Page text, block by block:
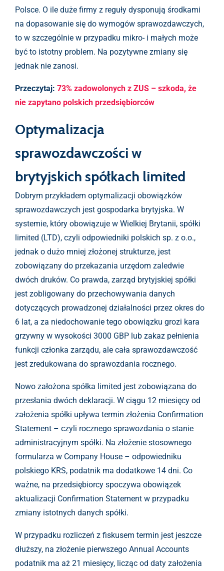
Polsce. O ile duże firmy z reguły dysponują środkami
na dopasowanie się do wymogów sprawozdawczych,
to w szczególnie w przypadku mikro- i małych może
być to istotny problem. Na pozytywne zmiany się
jednak nie zanosi.
Przeczytaj: 73% zadowolonych z ZUS – szkoda, że
nie zapytano polskich przedsiębiorców
Optymalizacja
sprawozdawczości w
brytyjskich spółkach limited
Dobrym przykładem optymalizacji obowiązków
sprawozdawczych jest gospodarka brytyjska. W
systemie, który obowiązuje w Wielkiej Brytanii, spółki
limited (LTD), czyli odpowiedniki polskich sp. z o.o.,
jednak o dużo mniej złożonej strukturze, jest
zobowiązany do przekazania urzędom zaledwie
dwóch druków. Co prawda, zarząd brytyjskiej spółki
jest zobligowany do przechowywania danych
dotyczących prowadzonej działalności przez okres do
6 lat, a za niedochowanie tego obowiązku grozi kara
grzywny w wysokości 3000 GBP lub zakaz pełnienia
funkcji członka zarządu, ale cała sprawozdawczość
jest zredukowana do sprawozdania rocznego.
Nowo założona spółka limited jest zobowiązana do
przesłania dwóch deklaracji. W ciągu 12 miesięcy od
założenia spółki upływa termin złożenia Confirmation
Statement – czyli rocznego sprawozdania o stanie
administracyjnym spółki. Na złożenie stosownego
formularza w Company House – odpowiedniku
polskiego KRS, podatnik ma dodatkowe 14 dni. Co
ważne, na przedsiębiorcy spoczywa obowiązek
aktualizacji Confirmation Statement w przypadku
zmiany istotnych danych spółki.
W przypadku rozliczeń z fiskusem termin jest jeszcze
dłuższy, na złożenie pierwszego Annual Accounts
podatnik ma aż 21 miesięcy, licząc od daty założenia